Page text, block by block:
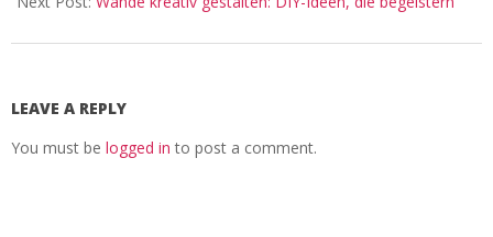
LEAVE A REPLY
You must be logged in to post a comment.